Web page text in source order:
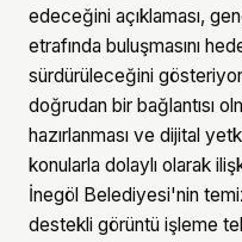
edeceğini açıklaması,
etrafında buluşmasını
sürdürüleceğini
doğrudan bir bağlantısı
hazırlanması ve dijital
konularla dolaylı olarak
İnegöl Belediyesi'nin
destekli görüntü işleme